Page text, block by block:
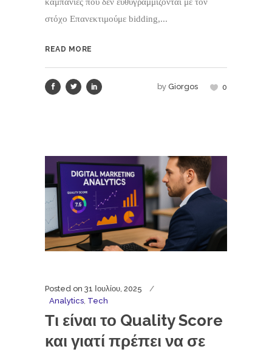
στόχο Επανεκτιμούμε bidding,...
READ MORE
by Giorgos 0
Posted on 31 Ιουλίου, 2025
Analytics, Tech
Τι είναι το Quality Score
και γιατί πρέπει να σε